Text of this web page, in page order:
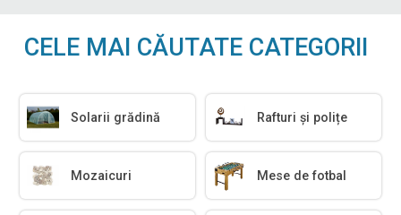
CELE MAI CĂUTATE CATEGORII
Solarii grădină Rafturi și polițe
Mozaicuri Mese de fotbal